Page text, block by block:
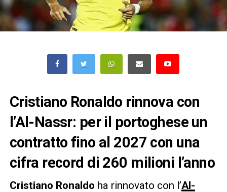
Cristiano Ronaldo rinnova con
l’Al-Nassr: per il portoghese un
contratto fino al 2027 con una
cifra record di 260 milioni l’anno
Cristiano Ronaldo ha rinnovato con l’Al-